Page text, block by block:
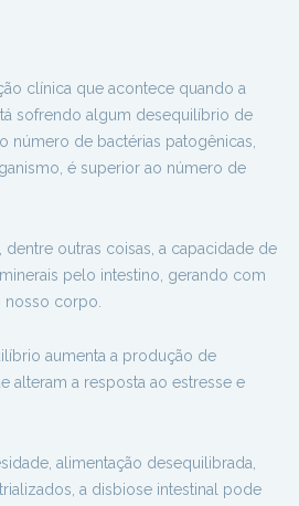
clínica que acontece quando a
sofrendo algum desequilíbrio de
número de bactérias patogênicas,
é superior ao número de
outras coisas, a capacidade de
pelo intestino, gerando com
nosso corpo.
aumenta a produção de
alteram a resposta ao estresse e
alimentação desequilibrada,
a disbiose intestinal pode